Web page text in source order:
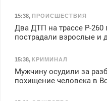
15:38, ПРОИСШЕСТВИЯ
Два ДТП на трассе Р-260
пострадали взрослые и
15:38, КРИМИНАЛ
Мужчину осудили за
похищение человека в